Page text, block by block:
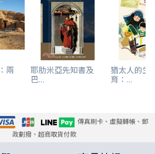
of Lachish
Tunnel
Inscription
of Siloam
兩 耶肋米亞先知書及
巴...
猶太人的生
育：...
傳真刷卡、虛擬轉帳、郵
政劃撥、超商取貨付款